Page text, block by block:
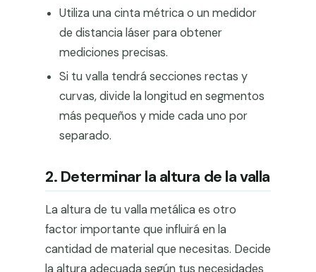
Utiliza una cinta métrica o un medidor
de distancia láser para obtener
mediciones precisas.
Si tu valla tendrá secciones rectas y
curvas, divide la longitud en segmentos
más pequeños y mide cada uno por
separado.
2. Determinar la altura de la valla
La altura de tu valla metálica es otro
factor importante que influirá en la
cantidad de material que necesitas. Decide
la altura adecuada según tus necesidades